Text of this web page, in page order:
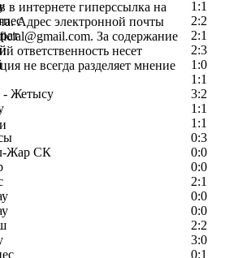
1:1
2:2
2:1
2:3
1:0
1:1
Жетысу
3:2
1:1
1:1
0:3
Жар СК
0:0
0:0
2:1
0:0
0:0
2:2
3:0
0:1
в интернете гиперссылка на
Адрес электронной почты
За содержание
ответственность несет
не всегда разделяет мнение